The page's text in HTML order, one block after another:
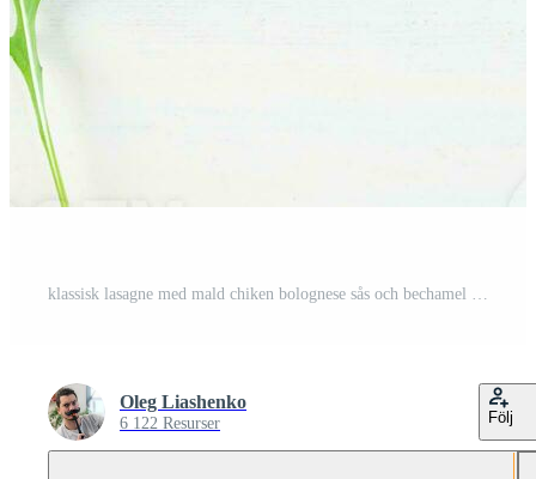
klassisk lasagne med mald chiken bolognese sås och bechamel sås. topp se Pro Foto
Oleg Liashenko
6 122 Resurser Följ